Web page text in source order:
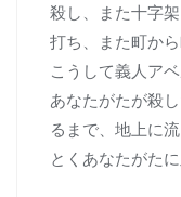
殺し、また十字
打ち、また町か
こうして義人ア
あなたがたが殺
るまで、地上に
とくあなたがた